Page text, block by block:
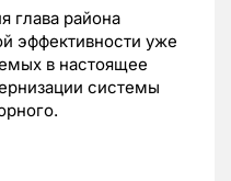
глава района
эффективности уже
в настоящее
системы